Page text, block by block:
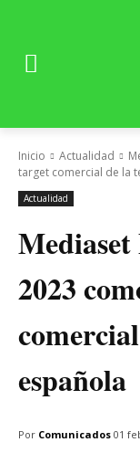
Inicio Actualidad
target comercial de la
Actualidad
2023
española
Por Comunicados 01